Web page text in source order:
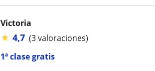
1ª clase gratis
Victoria
★ 4,7 (3 valoraciones)